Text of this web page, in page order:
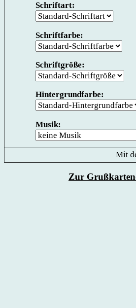
Schriftart:
Schriftfarbe:
Schriftgröße:
Hintergrundfarbe:
Musik:
Mit
Zur